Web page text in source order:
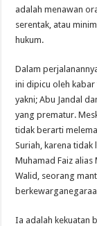
adalah menawan
serentak, atau
hukum.
Dalam
ini dipicu oleh kabar
yakni; Abu Jandal
yang prematur.
tidak berarti
Suriah, karena tidak
Muhamad Faiz
Walid, seorang
Ia adalah kekuatan